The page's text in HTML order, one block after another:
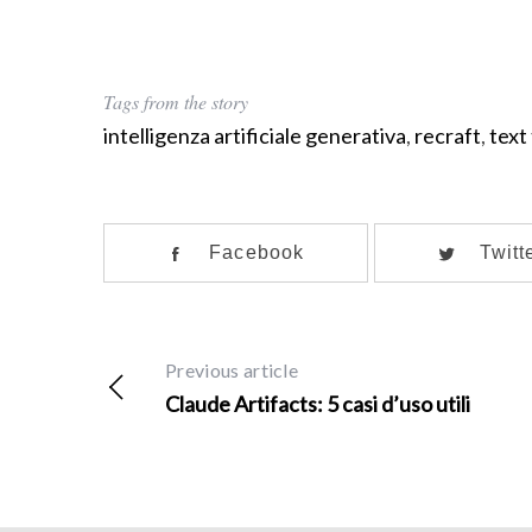
Tags from the story
intelligenza artificiale generativa, recraft,text
Facebook
Previous article
Claude Artifacts: 5 casi d’uso utili